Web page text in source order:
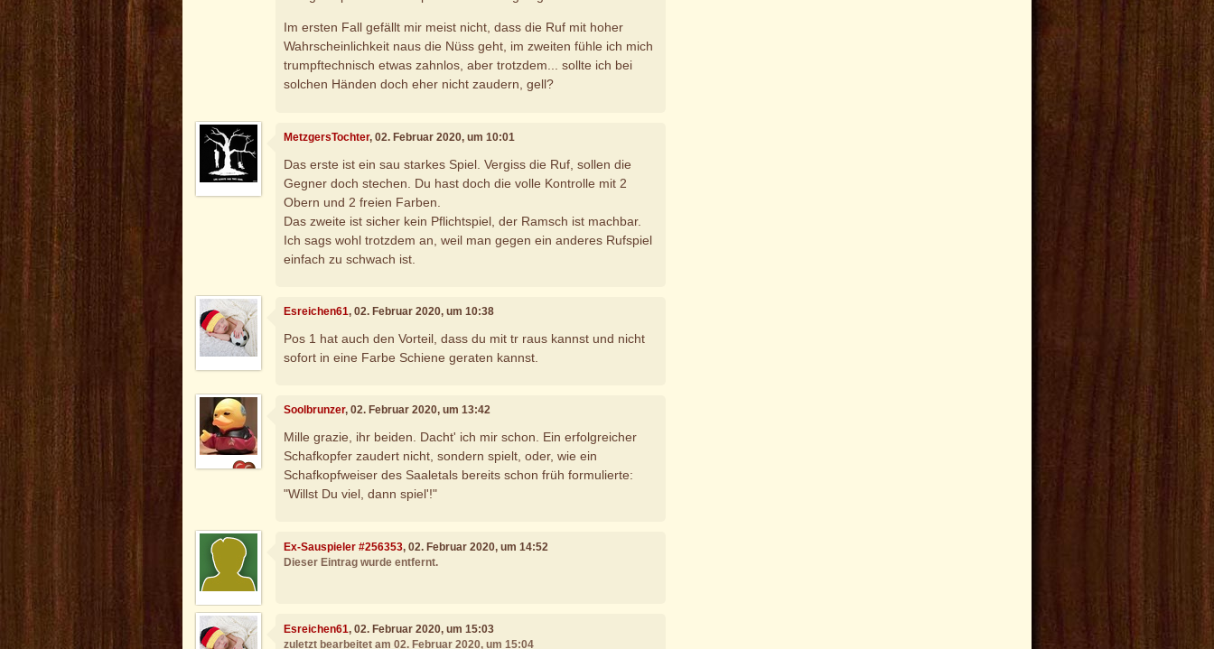
Im ersten Fall gefällt mir meist nicht, dass die Ruf mit hoher
Wahrscheinlichkeit naus die Nüss geht, im zweiten fühle ich mich
trumpftechnisch etwas zahnlos, aber trotzdem... sollte ich bei
solchen Händen doch eher nicht zaudern, gell?
MetzgersTochter, 02. Februar 2020, um 10:01
Das erste ist ein sau starkes Spiel. Vergiss die Ruf, sollen die
Gegner doch stechen. Du hast doch die volle Kontrolle mit 2
Obern und 2 freien Farben.
Das zweite ist sicher kein Pflichtspiel, der Ramsch ist machbar.
Ich sags wohl trotzdem an, weil man gegen ein anderes Rufspiel
einfach zu schwach ist.
Esreichen61, 02. Februar 2020, um 10:38
Pos 1 hat auch den Vorteil, dass du mit tr raus kannst und nicht
sofort in eine Farbe Schiene geraten kannst.
Soolbrunzer, 02. Februar 2020, um 13:42
Mille grazie, ihr beiden. Dacht' ich mir schon. Ein erfolgreicher
Schafkopfer zaudert nicht, sondern spielt, oder, wie ein
Schafkopfweiser des Saaletals bereits schon früh formulierte:
"Willst Du viel, dann spiel'!"
Ex-Sauspieler #256353, 02. Februar 2020, um 14:52
Dieser Eintrag wurde entfernt.
Esreichen61, 02. Februar 2020, um 15:03
zuletzt bearbeitet am 02. Februar 2020, um 15:04